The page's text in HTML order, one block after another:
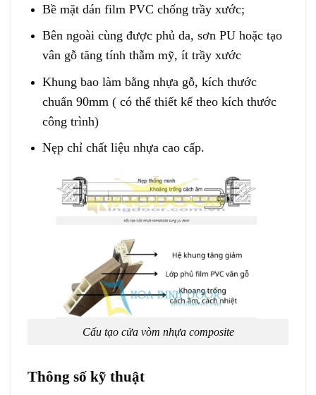
Bề mặt dán film PVC chống trầy xước;
Bên ngoài cùng được phủ da, sơn PU hoặc tạo
vân gỗ tăng tính thẫm mỹ, ít trầy xước
Khung bao làm bằng nhựa gỗ, kích thước
chuẩn 90mm ( có thể thiết kế theo kích thước
công trình)
Nẹp chỉ chất liệu nhựa cao cấp.
Cấu tạo cửa vòm nhựa composite
Thông số kỹ thuật